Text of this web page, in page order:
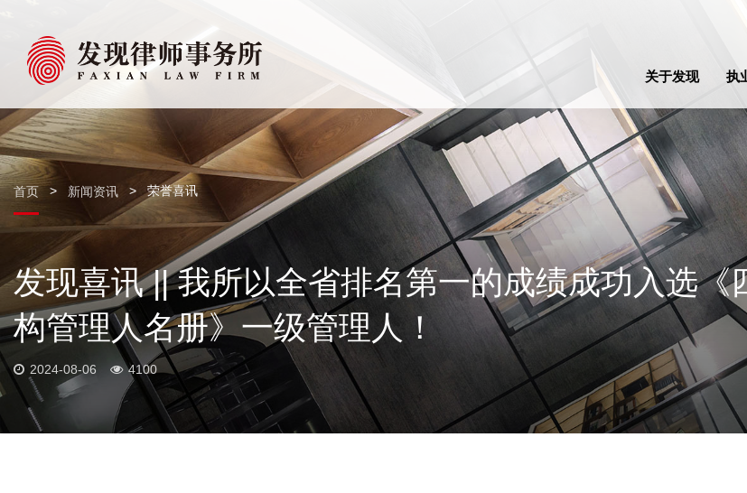
关于发现 执
首页 > 新闻资讯 > 荣誉喜讯
发现喜讯 || 我所以全省排名第一的成绩成功入选
构管理人名册》一级管理人！
2024-08-06 4100